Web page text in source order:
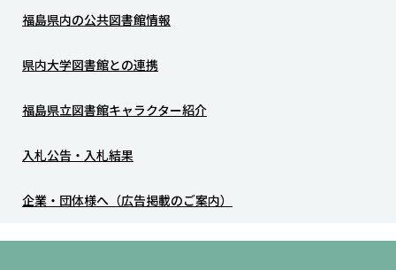
福島県内の公共図書館情報
県内大学図書館との連携
福島県立図書館キャラクター紹介
入札公告・入札結果
企業・団体様へ（広告掲載のご案内）